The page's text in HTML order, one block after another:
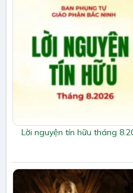
Lời nguyện tín hữu tháng